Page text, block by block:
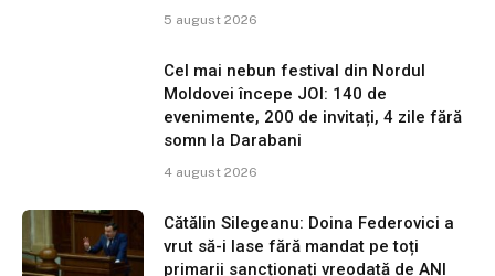
5 august 2026
Cel mai nebun festival din Nordul
Moldovei începe JOI: 140 de
evenimente, 200 de invitați, 4 zile fără
somn la Darabani
4 august 2026
Cătălin Silegeanu: Doina Federovici a
vrut să-i lase fără mandat pe toți
primarii sancționați vreodată de ANI